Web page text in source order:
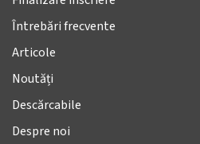
Întrebări frecvente
Articole
Noutăți
Descărcabile
Despre noi